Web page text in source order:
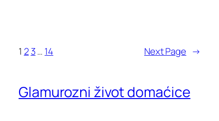
1 2 3… 14 Next Page →
Glamurozni život domaćice